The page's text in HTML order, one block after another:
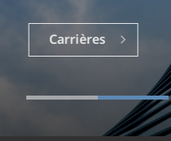
Carrières